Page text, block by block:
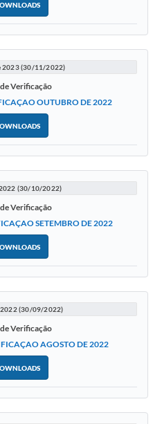
2023 (30/11/2022)
Verificação
OUTUBRO DE 2022
(30/10/2022)
Verificação
SETEMBRO DE 2022
2022 (30/09/2022)
Verificação
AGOSTO DE 2022